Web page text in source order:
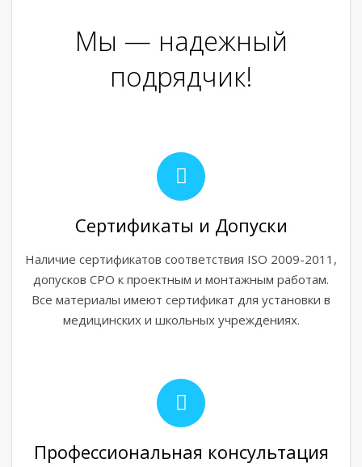
Мы — надежный
подрядчик!
Сертификаты и Допуски
Наличие сертификатов соответствия ISO 2009-2011,
допусков СРО к проектным и монтажным работам.
Все материалы имеют сертификат для установки в
медицинских и школьных учреждениях.
Профессиональная консультация